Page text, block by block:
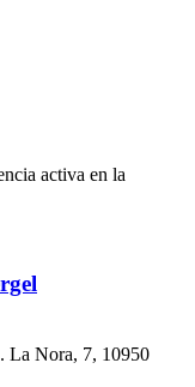
activa en la
La Nora, 7, 10950